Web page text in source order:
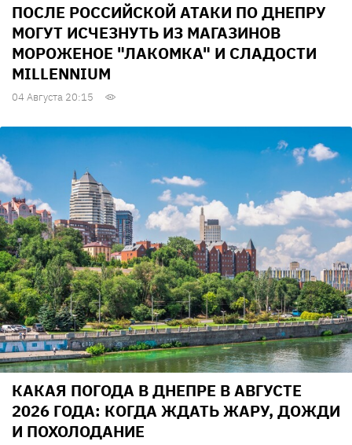
ПОСЛЕ РОССИЙСКОЙ АТАКИ ПО ДНЕПРУ
МОГУТ ИСЧЕЗНУТЬ ИЗ МАГАЗИНОВ
МОРОЖЕНОЕ "ЛАКОМКА" И СЛАДОСТИ
MILLENNIUM
04 Августа 20:15
КАКАЯ ПОГОДА В ДНЕПРЕ В АВГУСТЕ
2026 ГОДА: КОГДА ЖДАТЬ ЖАРУ, ДОЖДИ
И ПОХОЛОДАНИЕ